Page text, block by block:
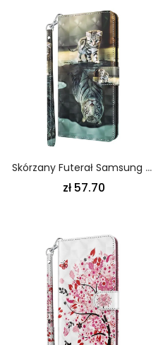
Skórzany Futerał Samsung Galaxy S21 Ultra 5G Etui Na Telefon Ernest Tygrys
zł 57.70